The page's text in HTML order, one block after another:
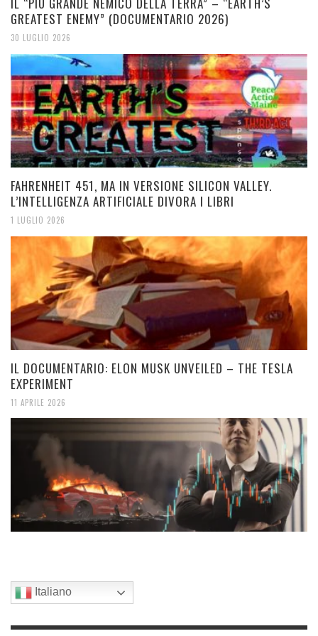
GREATEST ENEMY” (DOCUMENTARIO 2026)
30 LUGLIO 2026
FAHRENHEIT 451, MA IN VERSIONE SILICON VALLEY.
L’INTELLIGENZA ARTIFICIALE DIVORA I LIBRI
1 LUGLIO 2026
IL DOCUMENTARIO: ELON MUSK UNVEILED – THE TESLA
EXPERIMENT
11 APRILE 2026
Italiano